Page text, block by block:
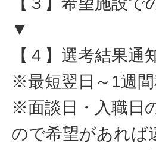
▼
【４】選考結果通
※最短翌日～1週
※面談日・入職日
ので希望があれば